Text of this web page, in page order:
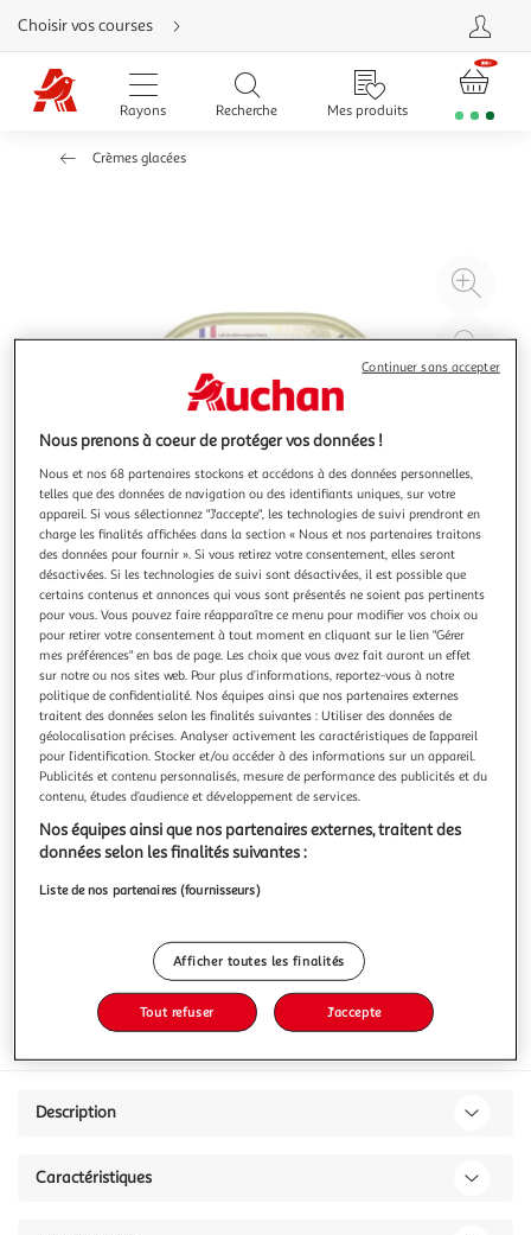
Aller
directement
au
contenu
Aller
directement
Aller
Choisir vos courses
Rayons Recherche Mes produits
Crèmes glacées
à
4,2 (4)
CARTE D'OR
Dessert glacé à la vanille de Madagascar
Découvrez la douceur et l'onctuosité de notre crème glacée
Vanille de Madagascar, désormais proposée dans un
format généreux de 900 ml. Élaborée en France avec de la
crème française, cette recette met à l'honneur une vanille
d'exception issue de la région de SAVA à Madagascar, dont
l'extrait est cer
En savoir +
Vous voulez connaître le prix de ce produit ?
Afficher le prix
Description
Caractéristiques
Nous prenons à coeur de protéger vos données !
Nous et nos 68 partenaires stockons et accédons à des données personnelles,
telles que des données de navigation ou des identifiants uniques, sur votre
appareil. Si vous sélectionnez "J'accepte", les technologies de suivi prendront en
charge les finalités affichées dans la section « Nous et nos partenaires traitons
des données pour fournir ». Si vous retirez votre consentement, elles seront
désactivées. Si les technologies de suivi sont désactivées, il est possible que
certains contenus et annonces qui vous sont présentés ne soient pas pertinents
pour vous. Vous pouvez faire réapparaître ce menu pour modifier vos choix ou
pour retirer votre consentement à tout moment en cliquant sur le lien "Gérer
mes préférences" en bas de page. Les choix que vous avez fait auront un effet
sur notre ou nos sites web. Pour plus d’informations, reportez-vous à notre
politique de confidentialité. Nos équipes ainsi que nos partenaires externes
traitent des données selon les finalités suivantes : Utiliser des données de
géolocalisation précises. Analyser activement les caractéristiques de l’appareil
pour l’identification. Stocker et/ou accéder à des informations sur un appareil.
Publicités et contenu personnalisés, mesure de performance des publicités et du
contenu, études d’audience et développement de services.
Nos équipes ainsi que nos partenaires externes, traitent des
données selon les finalités suivantes :
Liste de nos partenaires (fournisseurs)
Afficher toutes les finalités
Tout refuser J'accepte
Continuer sans accepter